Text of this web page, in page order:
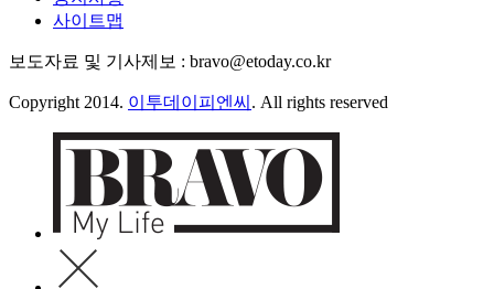
사이트맵
보도자료 및 기사제보 : bravo@etoday.co.kr
Copyright 2014. 이투데이피엔씨 . All rights reserved